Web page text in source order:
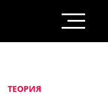
ТЕОРИЯ